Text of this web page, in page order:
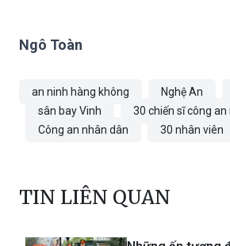
Ngô Toàn
an ninh hàng không Nghệ An
sân bay Vinh
30 chiến sĩ công an
Công an nhân dân
30 nhân viên
TIN LIÊN QUAN